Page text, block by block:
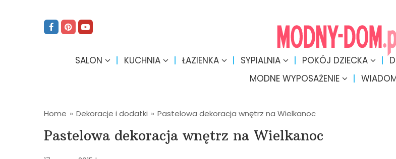
SALON KUCHNIA ŁAZIENKA SYPIALNIA POKÓJ DZIECKA
MODNE WYPOSAŻENIE
Home » Dekoracje i dodatki » Pastelowa dekoracja wnętrz na Wielkanoc
Pastelowa dekoracja wnętrz na Wielkanoc